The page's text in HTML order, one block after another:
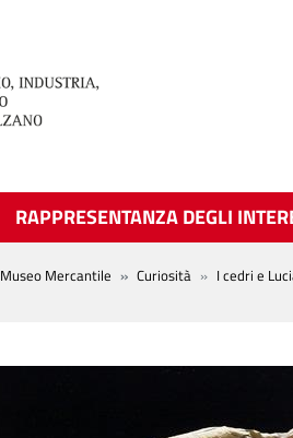
RAPPRESENTANZA DEGLI
Museo Mercantile Curiosità I cedri e